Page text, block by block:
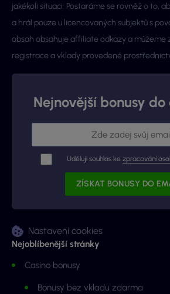
jakékoli situaci. Postaráme se rovněž o to,
a hrál pouze u licencovaných subjektů s
obsah obsahuje affiliate odkazy a můžeme
registrace a vklady provedené
Nejnovější bonusy
Uděluji souhlas ke zpracování
Nastavení cookies
Nejoblíbenější stránky
Casino bonusy
Bonusy bez vkladu zdarma